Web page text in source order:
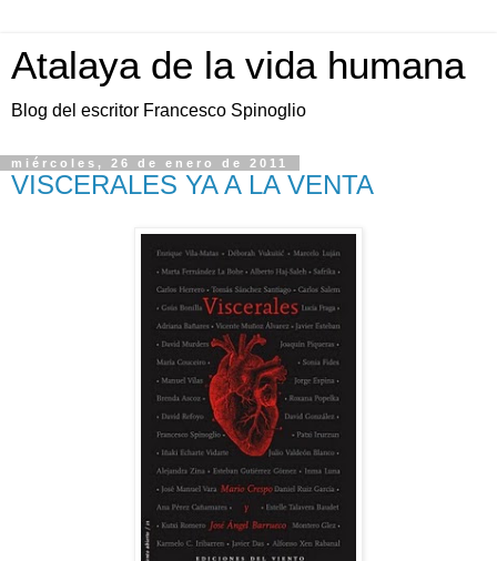
Atalaya de la vida humana
Blog del escritor Francesco Spinoglio
miércoles, 26 de enero de 2011
VISCERALES YA A LA VENTA